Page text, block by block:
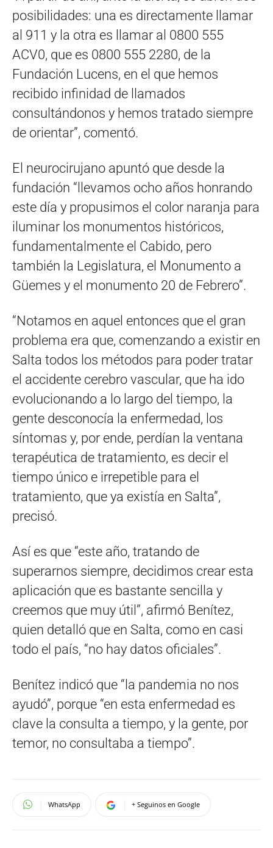
posibilidades: una es directamente llamar
al 911 y la otra es llamar al 0800 555
ACV0, que es 0800 555 2280, de la
Fundación Lucens, en el que hemos
recibido infinidad de llamados
consultándonos y hemos tratado siempre
de orientar”, comentó.
El neurocirujano apuntó que desde la
fundación “llevamos ocho años honrando
este día y propusimos el color naranja para
iluminar los monumentos históricos,
fundamentalmente el Cabido, pero
también la Legislatura, el Monumento a
Güemes y el monumento 20 de Febrero”.
“Notamos en aquel entonces que el gran
problema era que, comenzando a existir en
Salta todos los métodos para poder tratar
el accidente cerebro vascular, que ha ido
evolucionando a lo largo del tiempo, la
gente desconocía la enfermedad, los
síntomas y, por ende, perdían la ventana
terapéutica de tratamiento, es decir el
tiempo único e irrepetible para el
tratamiento, que ya existía en Salta”,
precisó.
Así es que “este año, tratando de
superarnos siempre, decidimos crear esta
aplicación que es bastante sencilla y
creemos que muy útil”, afirmó Benítez,
quien detalló que en Salta, como en casi
todo el país, “no hay datos oficiales”.
Benítez indicó que “la pandemia no nos
ayudó”, porque “en esta enfermedad es
clave la consulta a tiempo, y la gente, por
temor, no consultaba a tiempo”.
WhatsApp + Seguinos en Google